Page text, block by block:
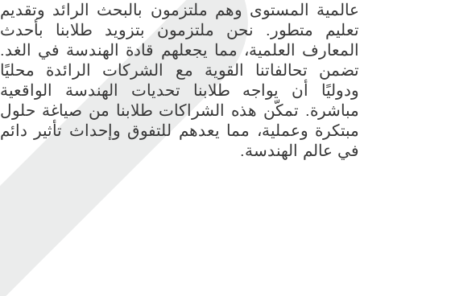
عالمية المستوى وهم ملتزمون بالبحث الرائد وتقديم
تعليم متطور. نحن ملتزمون بتزويد طلابنا بأحدث
المعارف العلمية، مما يجعلهم قادة الهندسة في الغد.
تضمن تحالفاتنا القوية مع الشركات الرائدة محليًا
ودوليًا أن يواجه طلابنا تحديات الهندسة الواقعية
مباشرة. تمكّن هذه الشراكات طلابنا من صياغة حلول
مبتكرة وعملية، مما يعدهم للتفوق وإحداث تأثير دائم
في عالم الهندسة.